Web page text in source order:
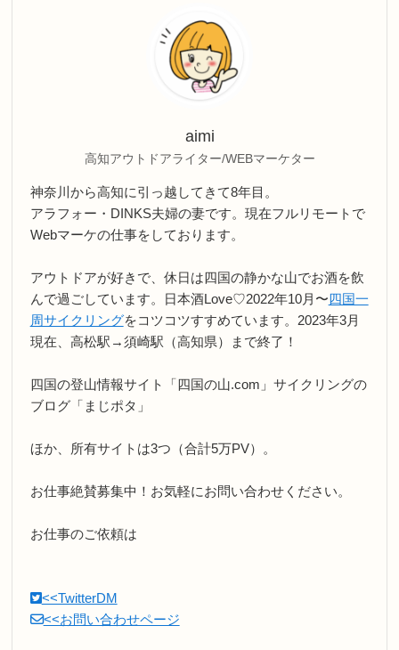
aimi
高知アウトドアライター/WEBマーケター
神奈川から高知に引っ越してきて8年目。
アラフォー・DINKS夫婦の妻です。現在フルリモートで
Webマーケの仕事をしております。
アウトドアが好きで、休日は四国の静かな山でお酒を飲
んで過ごしています。日本酒Love♡2022年10月〜四国一
周サイクリングをコツコツすすめています。2023年3月
現在、高松駅→須崎駅（高知県）まで終了！
四国の登山情報サイト「四国の山.com」サイクリングの
ブログ「まじポタ」
ほか、所有サイトは3つ（合計5万PV）。
お仕事絶賛募集中！お気軽にお問い合わせください。
お仕事のご依頼は
<<TwitterDM
<<お問い合わせページ